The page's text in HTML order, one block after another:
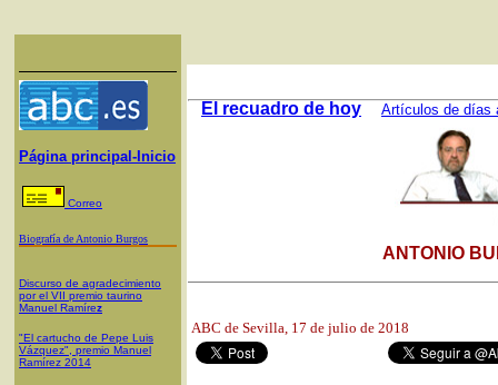
Página principal-Inicio
Correo
Biografía de Antonio Burgos
Discurso de agradecimiento
por el VII premio taurino
Manuel Ramírez
"El cartucho de Pepe Luis
Vázquez", premio Manuel
Ramírez 2014
El recuadro de hoy Artículos de días
ANTONIO
ABC de Sevilla, 17 de julio de 2018